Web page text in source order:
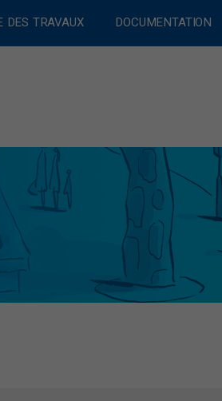
DES TRAVAUX DOCUMENTATION